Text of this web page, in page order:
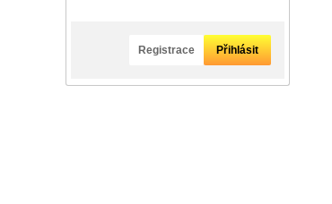
Registrace Přihlásit